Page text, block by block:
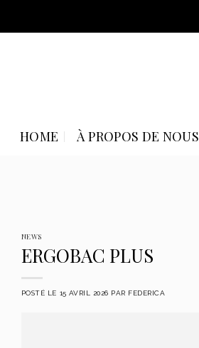
HOME À PROPOS DE NOUS
NEWS
ERGOBAC PLUS
POSTÉ LE 15 AVRIL 2026 PAR FEDERICA